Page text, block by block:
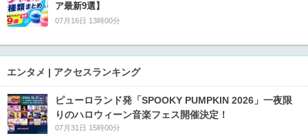
ア最新9選】
07月16日 13時00分
エンタメ | アクセスランキング
ピューロランド発「SPOOKY PUMPKIN 2026」一夜限
りのハロウィーン音楽フェス開催決定！
07月31日 15時00分